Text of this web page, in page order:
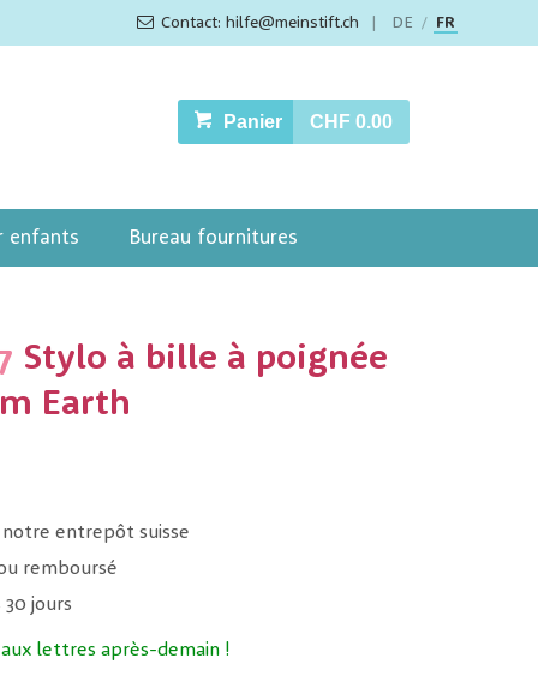
Contact: hilfe@meinstift.ch DE / FR
Panier CHF 0.00
enfants Bureau fournitures
Stylo à bille à poignée
Earth
notre entrepôt suisse
remboursé
30 jours
lettres après-demain !